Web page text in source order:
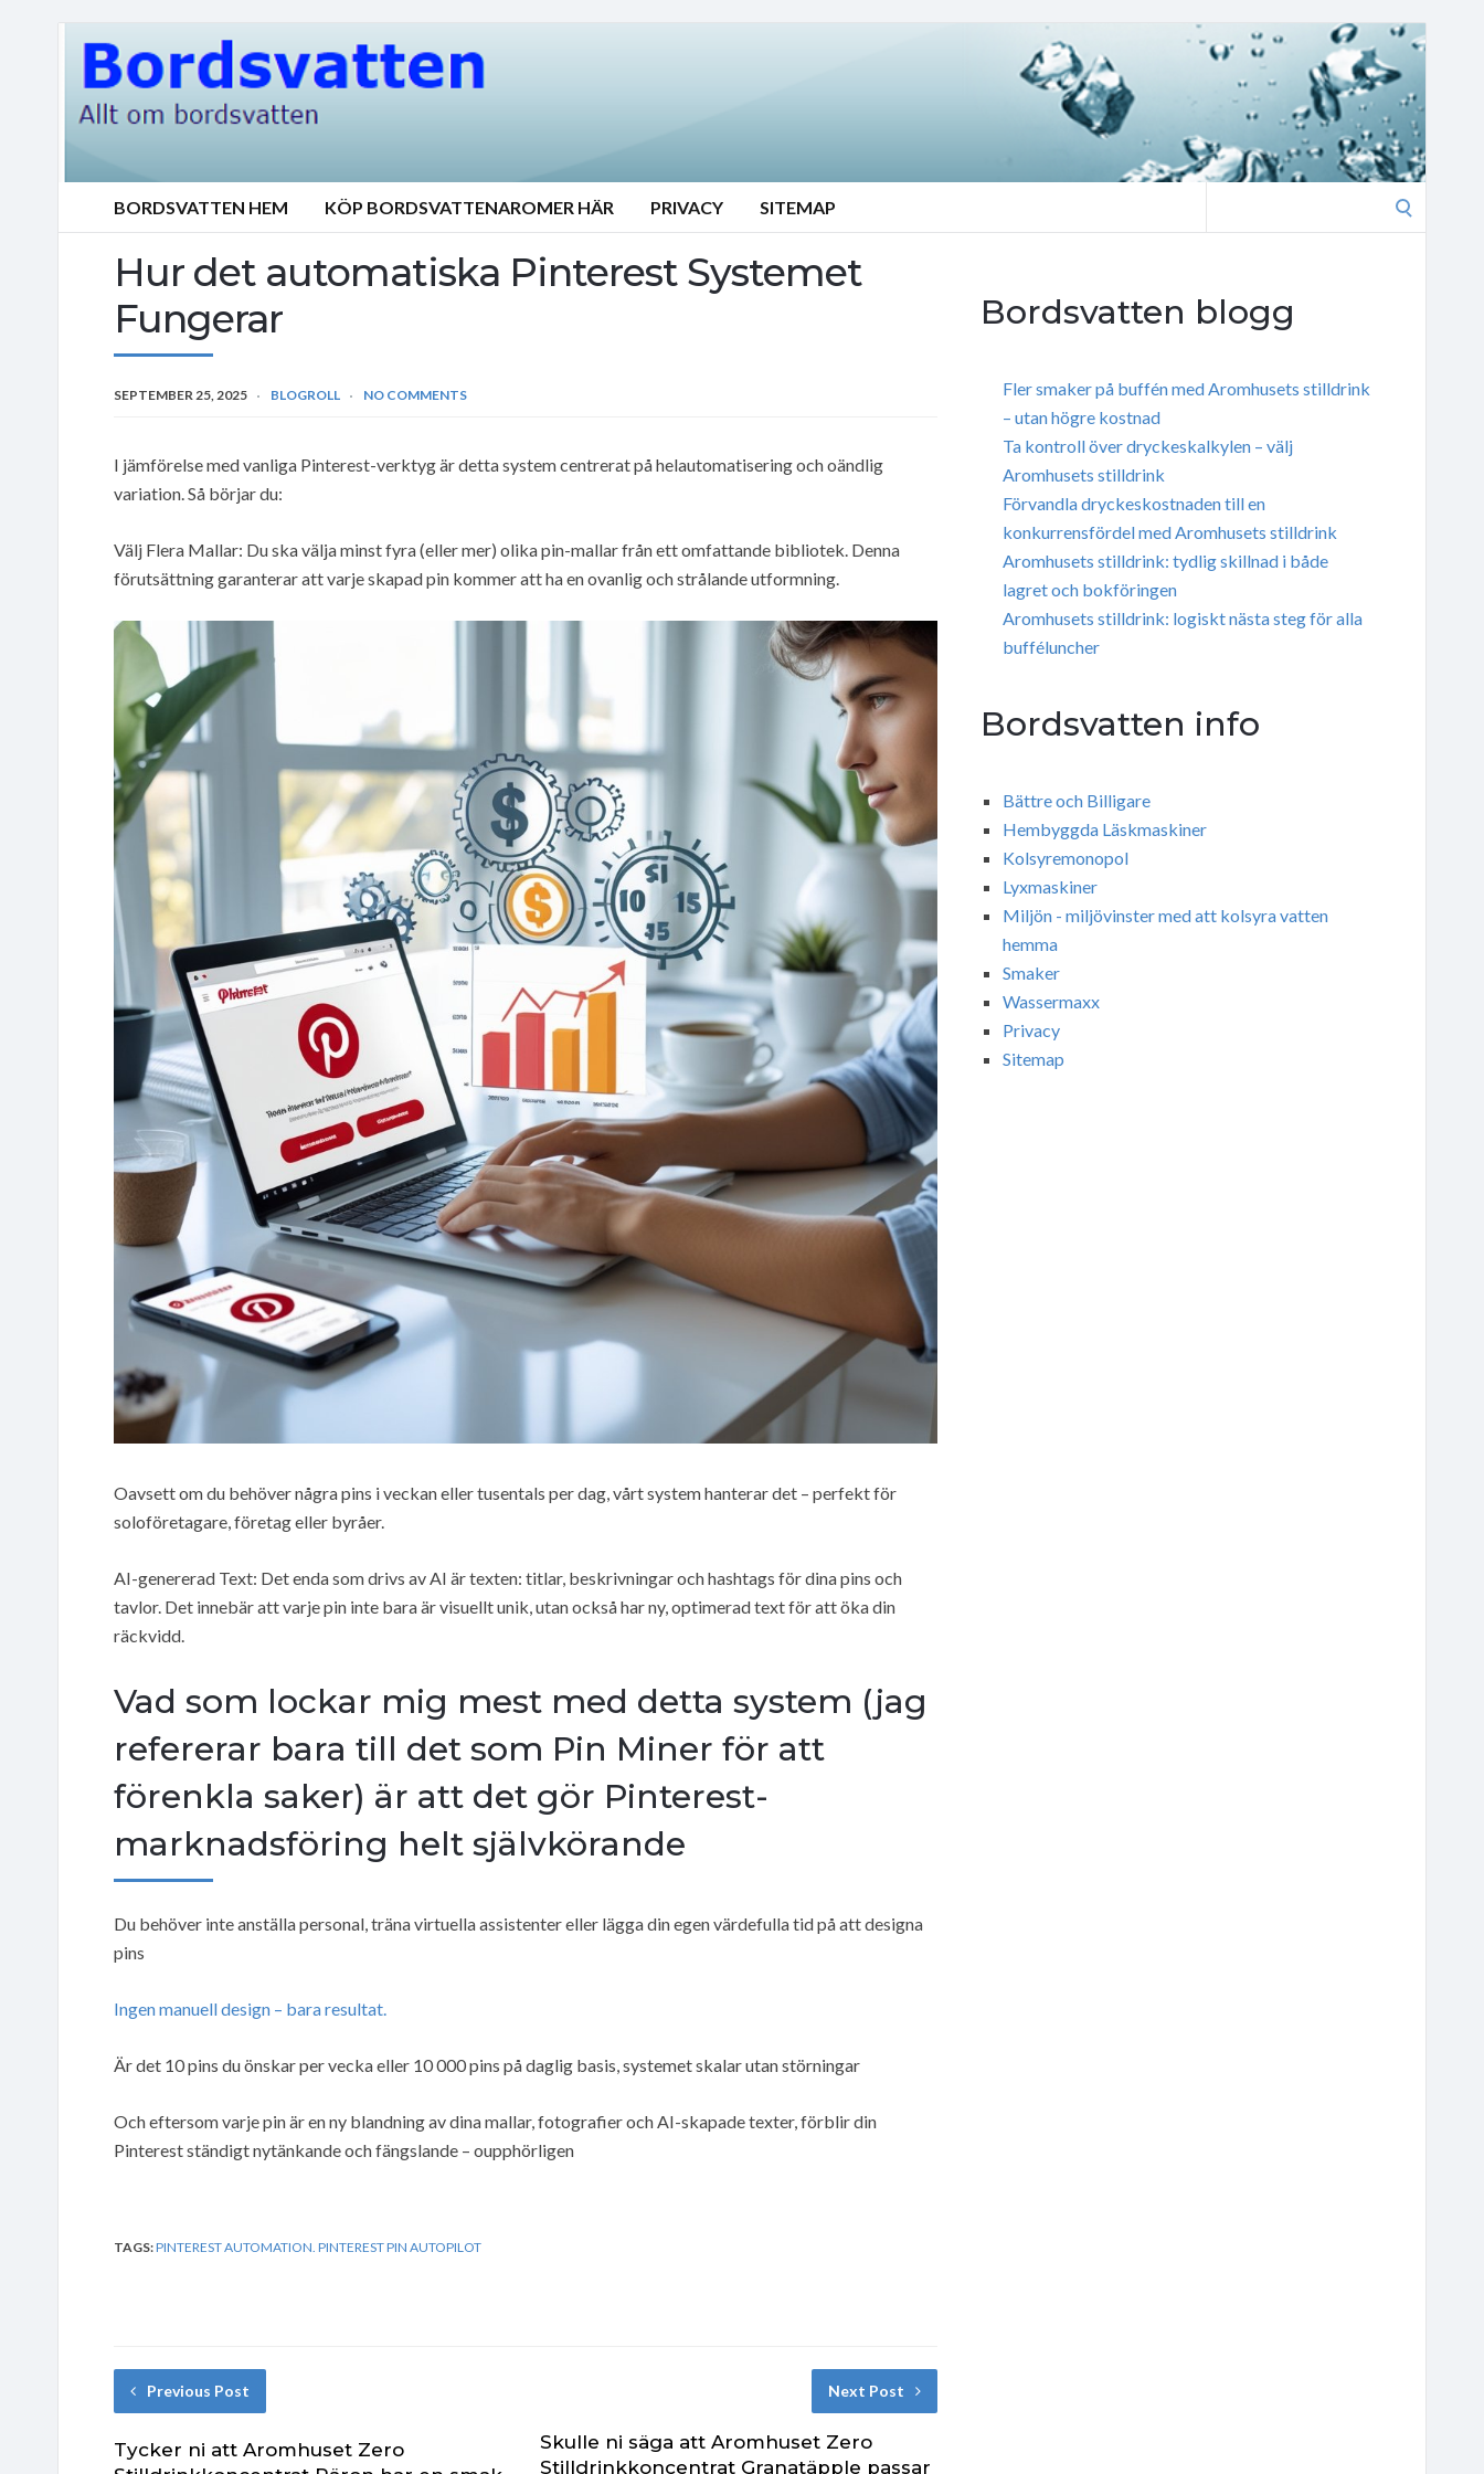
BORDSVATTEN HEM KÖP BORDSVATTENAROMER HÄR PRIVACY SITEMAP
Hur det automatiska Pinterest Systemet
Fungerar
SEPTEMBER 25, 2025 BLOGROLL NO COMMENTS
I jämförelse med vanliga Pinterest-verktyg är detta system centrerat på helautomatisering och oändlig
variation. Så börjar du:
Välj Flera Mallar: Du ska välja minst fyra (eller mer) olika pin-mallar från ett omfattande bibliotek. Denna
förutsättning garanterar att varje skapad pin kommer att ha en ovanlig och strålande utformning.
Oavsett om du behöver några pins i veckan eller tusentals per dag, vårt system hanterar det – perfekt för
soloföretagare, företag eller byråer.
AI-genererad Text: Det enda som drivs av AI är texten: titlar, beskrivningar och hashtags för dina pins och
tavlor. Det innebär att varje pin inte bara är visuellt unik, utan också har ny, optimerad text för att öka din
räckvidd.
Vad som lockar mig mest med detta system (jag
refererar bara till det som Pin Miner för att
förenkla saker) är att det gör Pinterest-
marknadsföring helt självkörande
Du behöver inte anställa personal, träna virtuella assistenter eller lägga din egen värdefulla tid på att designa
pins
Ingen manuell design – bara resultat.
Är det 10 pins du önskar per vecka eller 10 000 pins på daglig basis, systemet skalar utan störningar
Och eftersom varje pin är en ny blandning av dina mallar, fotografier och AI-skapade texter, förblir din
Pinterest ständigt nytänkande och fängslande – oupphörligen
TAGS:PINTEREST AUTOMATION. PINTEREST PIN AUTOPILOT
Previous Post
Tycker ni att Aromhuset Zero
Next Post
Skulle ni säga att Aromhuset Zero
Stilldrinkkoncentrat Granatäpple passar
Bordsvatten blogg
Fler smaker på buffén med Aromhusets stilldrink
– utan högre kostnad
Ta kontroll över dryckeskalkylen – välj
Aromhusets stilldrink
Förvandla dryckeskostnaden till en
konkurrensfördel med Aromhusets stilldrink
Aromhusets stilldrink: tydlig skillnad i både
lagret och bokföringen
Aromhusets stilldrink: logiskt nästa steg för alla
bufféluncher
Bordsvatten info
Bättre och Billigare
Hembyggda Läskmaskiner
Kolsyremonopol
Lyxmaskiner
Miljön - miljövinster med att kolsyra vatten
hemma
Smaker
Wassermaxx
Privacy
Sitemap